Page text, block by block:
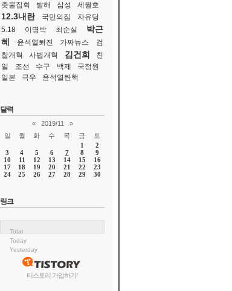
촛불집회 발해 삼성 세월호
12.3내란 국민의짐
자유당
5.18
이명박 최순실
박근
혜
윤석열퇴진 가짜뉴스
검
찰개혁
사법개혁 김건희
친
일
조선 수구 백제
국정원
일본
극우 윤석열탄핵
달력
« 2019/11
»
일
월 화 수 목 금
토
1
2
3
4 5 6 7 8
9
10
11 12 13 14 15
16
17
18 19 20 21 22
23
24
25 26 27 28 29 30
링크
Total
Today
Yesterday
티스토리 가입하기!